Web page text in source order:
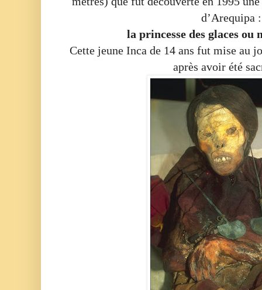
d’Arequipa :
la princesse des glaces ou
Cette jeune Inca de 14 ans fut mise au
après avoir été